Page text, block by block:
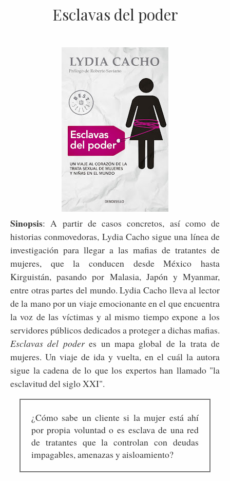
Esclavas del poder
Sinopsis: A partir de casos concretos, así como de
historias conmovedoras, Lydia Cacho sigue una línea de
investigación para llegar a las mafias de tratantes de
mujeres, que la conducen desde México hasta
Kirguistán, pasando por Malasia, Japón y Myanmar,
entre otras partes del mundo. Lydia Cacho lleva al lector
de la mano por un viaje emocionante en el que encuentra
la voz de las víctimas y al mismo tiempo expone a los
servidores públicos dedicados a proteger a dichas mafias.
Esclavas del poderes un mapa global de la trata de
mujeres. Un viaje de ida y vuelta, en el cuál la autora
sigue la cadena de lo que los expertos han llamado "la
esclavitud del siglo XXI".
¿Cómo sabe un cliente si la mujer está ahí
por propia voluntad o es esclava de una red
de tratantes que la controlan con deudas
impagables, amenazas y aisloamiento?